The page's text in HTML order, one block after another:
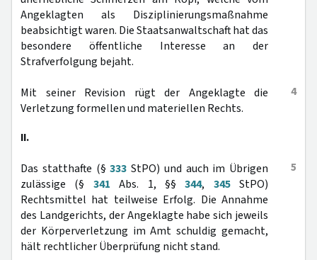
Angeklagten als Disziplinierungsmaßnahme
beabsichtigt waren. Die Staatsanwaltschaft hat das
besondere öffentliche Interesse an der
Strafverfolgung bejaht.
4
Mit seiner Revision rügt der Angeklagte die
Verletzung formellen und materiellen Rechts.
II.
5
Das statthafte (§333 StPO) und auch im Übrigen
zulässige (§ 341 Abs. 1, §§344, 345StPO)
Rechtsmittel hat teilweise Erfolg. Die Annahme
des Landgerichts, der Angeklagte habe sich jeweils
der Körperverletzung im Amt schuldig gemacht,
hält rechtlicher Überprüfung nicht stand.